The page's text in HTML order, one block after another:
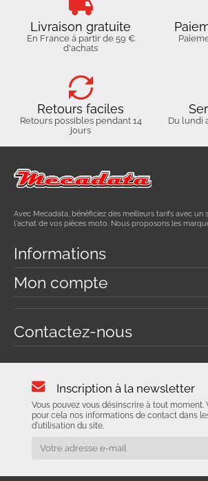
Livraison gratuite
En France à partir de 59 €
d'achats
Retours faciles
Retours possibles pendant 14
jours
Du lundi
Avec Mecadata, bénéficiez des meilleurs tarifs avec un
l'achat de vos pièces moto. Nous proposons les
Informations
Mon compte
Contactez-nous
Inscription à la newsletter
Vous pouvez vous désinscrire à tout moment.
pour cela nos informations de contact dans
d'utilisation du site.